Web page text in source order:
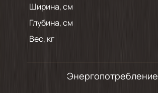
Ширина, см
Глубина, см
Вес, кг
Энергопотребление